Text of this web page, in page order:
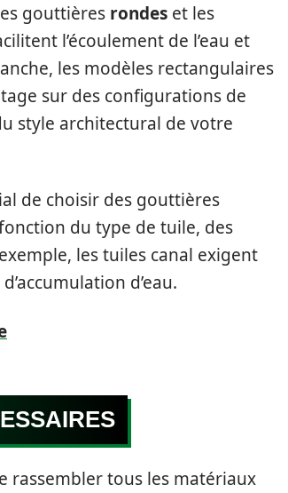
gouttières rondes et les
l’écoulement de l’eau et
les modèles rectangulaires
sur des configurations de
style architectural de votre
de choisir des gouttières
du type de tuile, des
les tuiles canal exigent
d’eau.
rassembler tous les matériaux